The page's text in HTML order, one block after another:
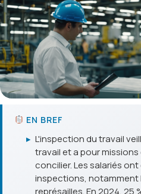
EN BREF
▸ L'inspection du travail
travail et a pour
concilier. Les salariés
inspections,
représailles. En 2024, 25